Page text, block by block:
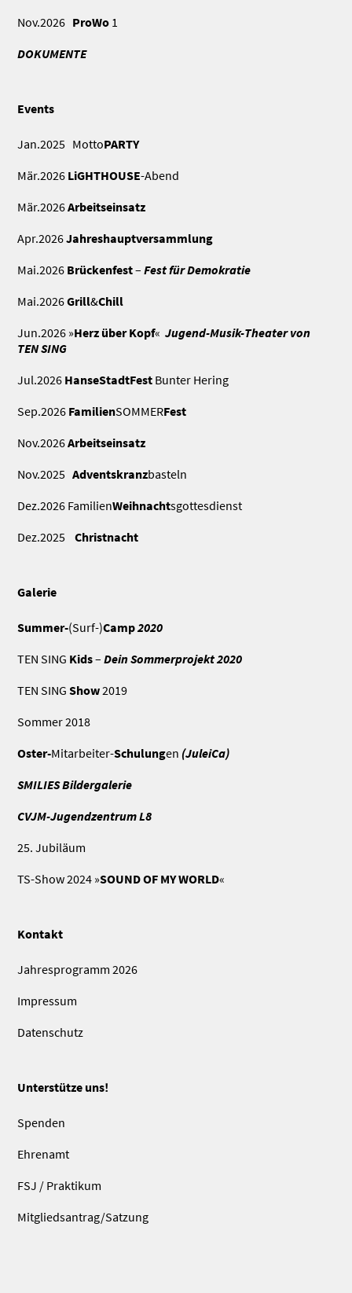
Nov.2026 ProWo 1
DOKUMENTE
Events
Jan.2025 MottoPARTY
Mär.2026 LiGHTHOUSE-Abend
Mär.2026Arbeitseinsatz
Apr.2026Jahreshauptversammlung
Mai.2026 Brückenfest–Fest für Demokratie
Mai.2026Grill&Chill
Jun.2026 »Herz über Kopf«Jugend-Musik-Theater von
TEN SING
Jul.2026 HanseStadtFest Bunter Hering
Sep.2026 FamilienSOMMERFest
Nov.2026Arbeitseinsatz
Nov.2025Adventskranzbasteln
Dez.2026 FamilienWeihnachtsgottesdienst
Dez.2025Christnacht
Galerie
Summer-(Surf-)Camp2020
TEN SING Kids–Dein Sommerprojekt 2020
TEN SINGShow2019
Sommer 2018
Oster-Mitarbeiter-Schulungen (JuleiCa)
SMILIESBildergalerie
CVJM-JugendzentrumL8
25. Jubiläum
TS-Show 2024 »SOUND OF MY WORLD«
Kontakt
Jahresprogramm 2026
Impressum
Datenschutz
Unterstütze uns!
Spenden
Ehrenamt
FSJ / Praktikum
Mitgliedsantrag/Satzung